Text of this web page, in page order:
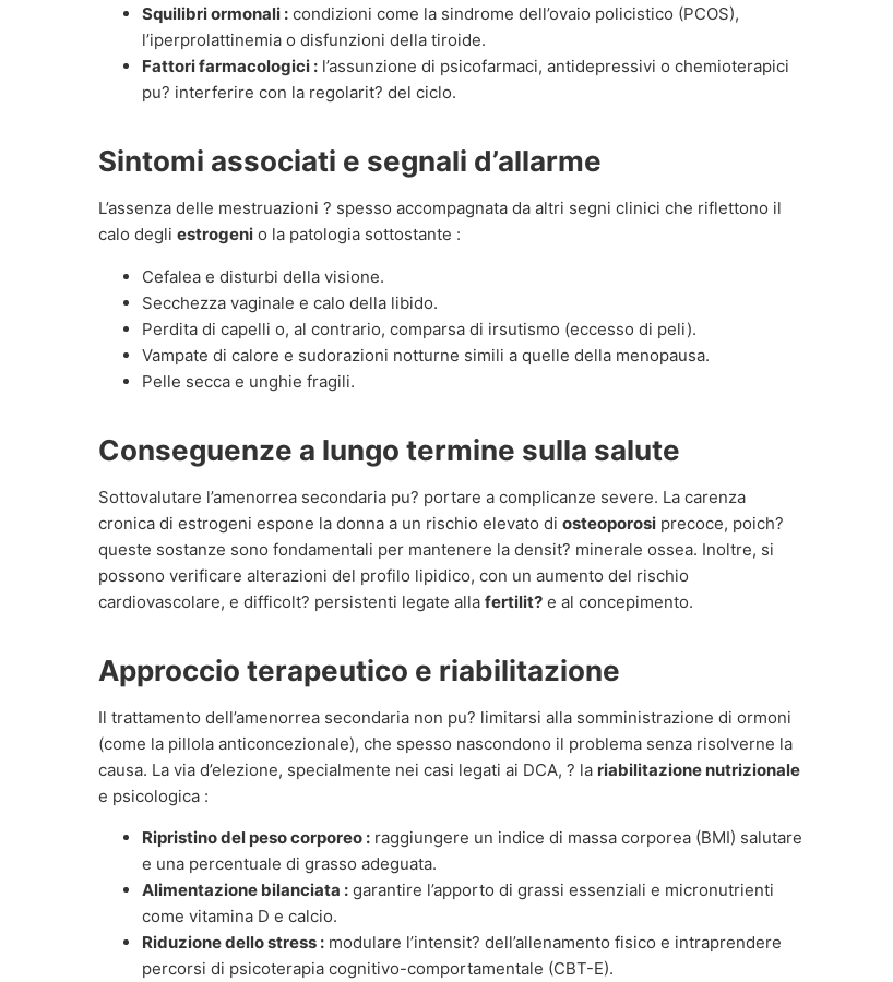
Squilibri ormonali : condizioni come la sindrome dell’ovaio policistico (PCOS),
l’iperprolattinemia o disfunzioni della tiroide.
Fattori farmacologici : l’assunzione di psicofarmaci, antidepressivi o chemioterapici
pu? interferire con la regolarit? del ciclo.
Sintomi associati e segnali d’allarme
L’assenza delle mestruazioni ? spesso accompagnata da altri segni clinici che riflettono il
calo degli estrogeni o la patologia sottostante :
Cefalea e disturbi della visione.
Secchezza vaginale e calo della libido.
Perdita di capelli o, al contrario, comparsa di irsutismo (eccesso di peli).
Vampate di calore e sudorazioni notturne simili a quelle della menopausa.
Pelle secca e unghie fragili.
Conseguenze a lungo termine sulla salute
Sottovalutare l’amenorrea secondaria pu? portare a complicanze severe. La carenza
cronica di estrogeni espone la donna a un rischio elevato di osteoporosi precoce, poich?
queste sostanze sono fondamentali per mantenere la densit? minerale ossea. Inoltre, si
possono verificare alterazioni del profilo lipidico, con un aumento del rischio
cardiovascolare, e difficolt? persistenti legate alla fertilit? e al concepimento.
Approccio terapeutico e riabilitazione
Il trattamento dell’amenorrea secondaria non pu? limitarsi alla somministrazione di ormoni
(come la pillola anticoncezionale), che spesso nascondono il problema senza risolverne la
causa. La via d’elezione, specialmente nei casi legati ai DCA, ? la riabilitazione nutrizionale
e psicologica :
Ripristino del peso corporeo : raggiungere un indice di massa corporea (BMI) salutare
e una percentuale di grasso adeguata.
Alimentazione bilanciata : garantire l’apporto di grassi essenziali e micronutrienti
come vitamina D e calcio.
Riduzione dello stress : modulare l’intensit? dell’allenamento fisico e intraprendere
percorsi di psicoterapia cognitivo-comportamentale (CBT-E).